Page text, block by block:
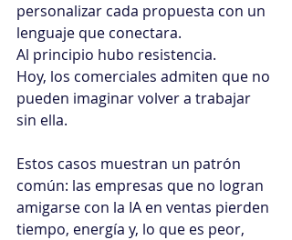
personalizar cada propuesta con un
lenguaje que conectara.
Al principio hubo resistencia.
Hoy, los comerciales admiten que no
pueden imaginar volver a trabajar
sin ella.
Estos casos muestran un patrón
común: las empresas que no logran
amigarse con la IA en ventas pierden
tiempo, energía y, lo que es peor,